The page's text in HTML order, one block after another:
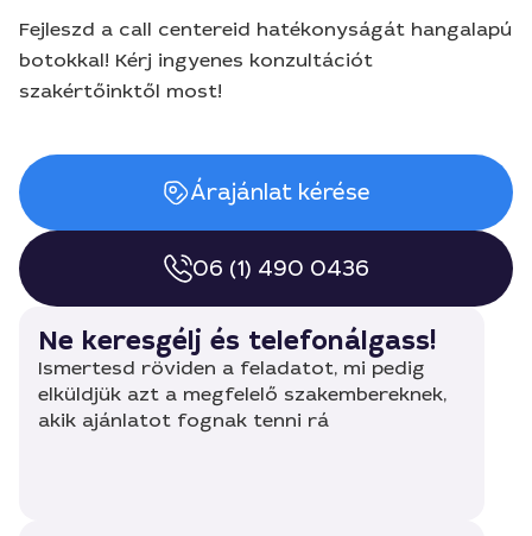
Fejleszd a call centereid hatékonyságát hangalapú
botokkal! Kérj ingyenes konzultációt
szakértőinktől most!
Árajánlat kérése
06 (1) 490 0436
Ne keresgélj és telefonálgass!
Ismertesd röviden a feladatot, mi pedig
elküldjük azt a megfelelő szakembereknek,
akik ajánlatot fognak tenni rá